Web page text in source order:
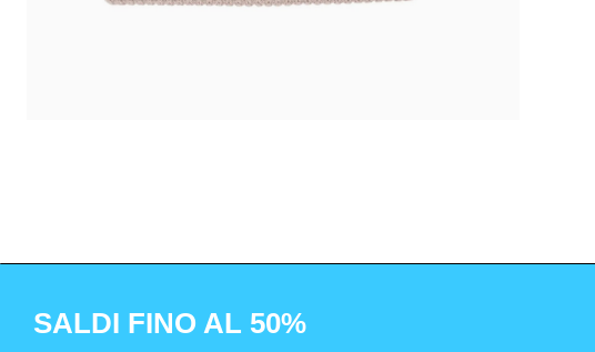
SALDI FINO AL 50%